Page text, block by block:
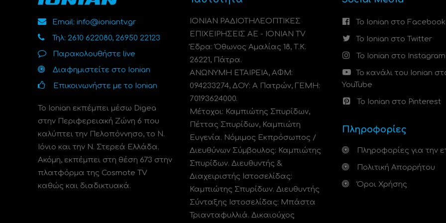
Email: info@ioniantv.gr
Τηλ: 2610 622080, 26950 22123
Παρακολουθήστε live
Διαφημιστείτε στο Ionian
Επικοινωνήστε με το Ionian
Το Ionian εκπέμπει μέσω Digea
στην Περιφερειακή Ζώνη 6 που
καλύπτει την Πελοπόννησο, το N.
Ιόνιο και την Ν. Στερεά Ελλάδα.
Ακόμη, εκπέμπει στη θέση 673 στην
πλατφόρμα της Cosmote TV
καθώς και διαδικτυακά.
ΙΟΝΙΑΝ ΡΑΔΙΟΤΗΛΕΟΠΤΙΚΕΣ
ΕΠΙΧΕΙΡΗΣΕΙΣ ΑΕ - IONIAN TV
Έδρα: Όθωνος Αμαλίας 18, Τ.Κ.
26221, Πάτρα.
ΑΝΩΝΥΜΗ ΕΤΑΙΡΕΙΑ, ΑΦΜ:
094233274, ΔΟΥ: A Πατρών, ΓΕΜΗ:
70193624000.
Μέτοχοι: Καμπιώτης Σπυρίδων,
Πέττας Σπυρίδων, Καμπιώτη
Ευγενία. Νόμιμος Εκπρόσωπος /
Διευθύνων Σύμβουλος: Καμπιώτης
Σπυρίδων. Διευθυντής &
Διαχειριστής Ιστοσελίδας:
Καμπιώτης Σπυρίδων. Διευθυντής
Σύνταξης Ιστοσελίδας: Μπάστα
Τριανταφυλλιά. Δικαιούχος
Το Ionian στο Facebook
Το Ionian στο Twitter
Το Ionian στο Instagram
Το κανάλι του Ionian
YouTube
Το Ionian στο Pinterest
Πληροφορίες
Πληροφορίες για την
Πολιτική Απορρήτου
Όροι Χρήσης